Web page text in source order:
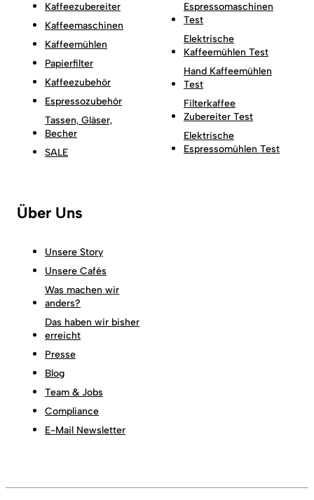
Kaffeezubereiter
Kaffeemaschinen
Kaffeemühlen
Papierfilter
Kaffeezubehör
Espressozubehör
Tassen, Gläser,
Becher
SALE
Espressomaschinen
Test
Elektrische
Kaffeemühlen Test
Hand Kaffeemühlen
Test
Filterkaffee
Zubereiter Test
Elektrische
Espressomühlen Test
Über Uns
Unsere Story
Unsere Cafés
Was machen wir
anders?
Das haben wir bisher
erreicht
Presse
Blog
Team & Jobs
Compliance
E-Mail Newsletter